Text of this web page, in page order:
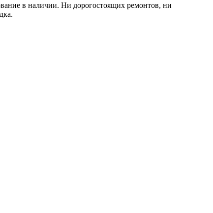
в наличии. Ни дорогостоящих ремонтов, ни